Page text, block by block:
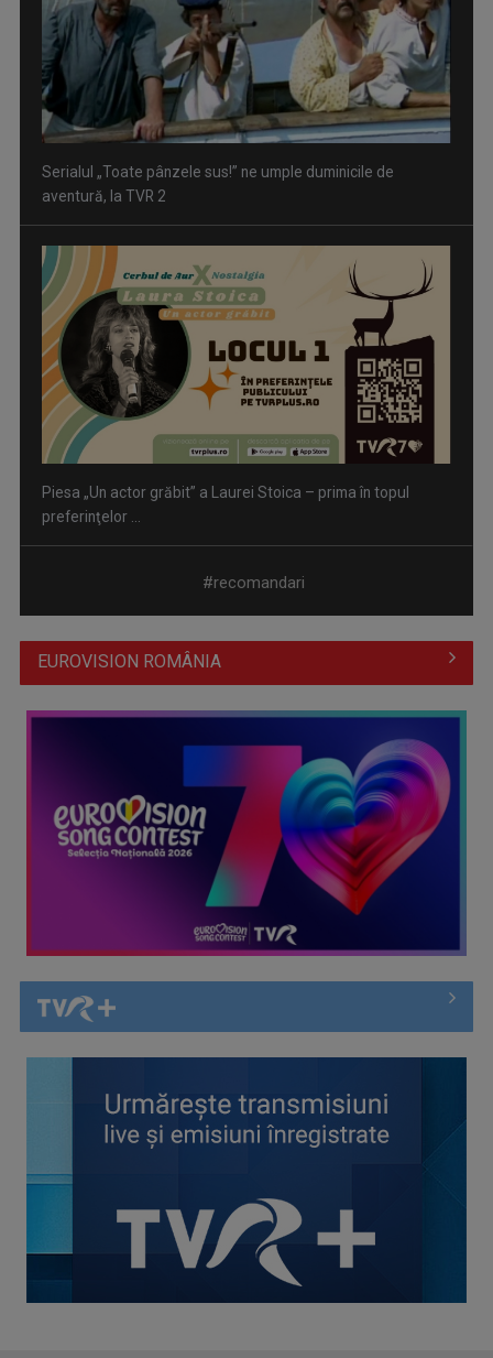
Serialul „Toate pânzele sus!” ne umple duminicile de
aventură, la TVR 2
Piesa „Un actor grăbit” a Laurei Stoica – prima în topul
preferinţelor ...
Cate Blanchett este „Blue Jasmine” – sâmbătă seară, la TVR
Spectacol total la TVR: David Popovici și tricolorii luptă
#recomandari
EUROVISION ROMÂNIA